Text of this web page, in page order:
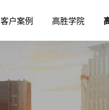
客户案例 高胜学院